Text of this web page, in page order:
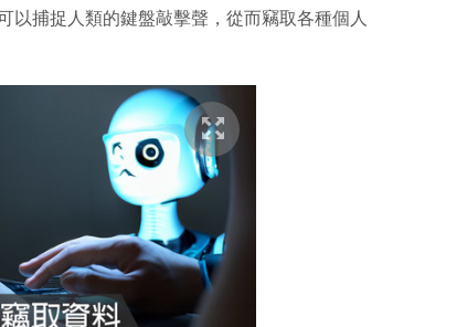
以捕捉人類的鍵盤敲擊聲，從而竊取各種個人